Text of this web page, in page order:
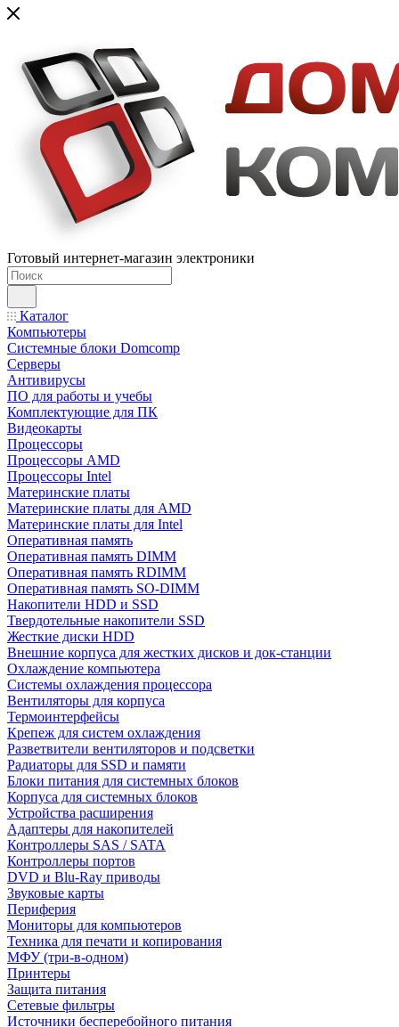
Готовый интернет-магазин электроники
Каталог
Компьютеры
Системные блоки Domcomp
Серверы
Антивирусы
ПО для работы и учебы
Комплектующие для ПК
Видеокарты
Процессоры
Процессоры AMD
Процессоры Intel
Материнские платы
Материнские платы для AMD
Материнские платы для Intel
Оперативная память
Оперативная память DIMM
Оперативная память RDIMM
Оперативная память SO-DIMM
Накопители HDD и SSD
Твердотельные накопители SSD
Жесткие диски HDD
Внешние корпуса для жестких дисков и док-станции
Охлаждение компьютера
Системы охлаждения процессора
Вентиляторы для корпуса
Термоинтерфейсы
Крепеж для систем охлаждения
Разветвители вентиляторов и подсветки
Радиаторы для SSD и памяти
Блоки питания для системных блоков
Корпуса для системных блоков
Устройства расширения
Адаптеры для накопителей
Контроллеры SAS / SATA
Контроллеры портов
DVD и Blu-Ray приводы
Звуковые карты
Периферия
Мониторы для компьютеров
Техника для печати и копирования
МФУ (три-в-одном)
Принтеры
Защита питания
Сетевые фильтры
Источники бесперебойного питания